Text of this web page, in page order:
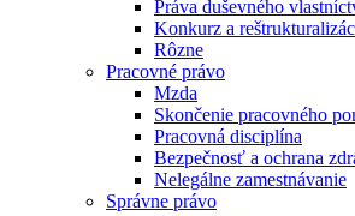
Práva duševného
Konkurz a
Rôzne
Pracovné právo
Mzda
Skončenie pracovného
Pracovná disciplína
Bezpečnosť a ochrana
Nelegálne zamestnávanie
Správne právo